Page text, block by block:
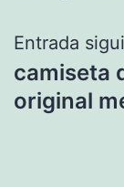
Entrada
camiseta
original